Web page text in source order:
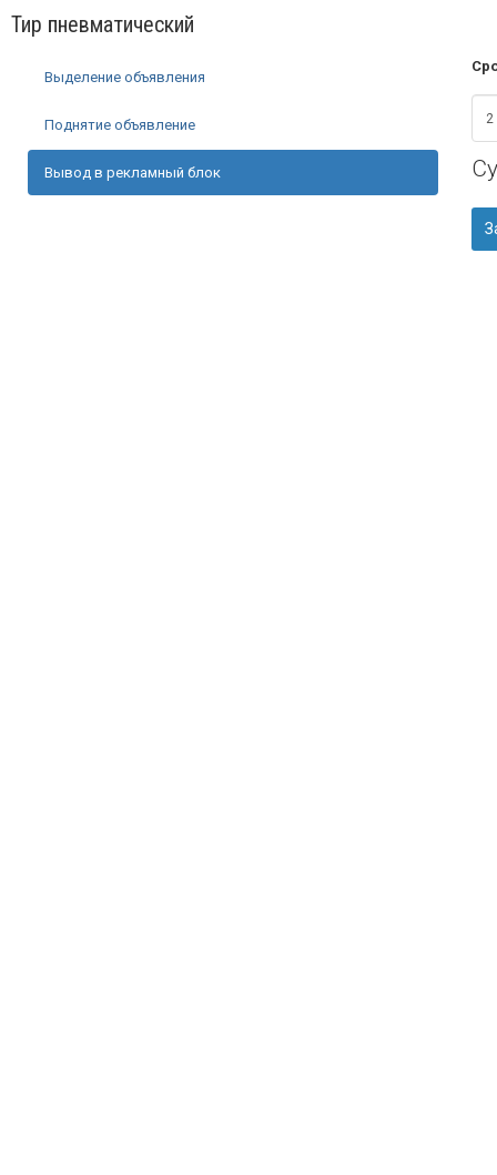
Тир пневматический
Выделение объявления
Поднятие объявление
Вывод в рекламный блок